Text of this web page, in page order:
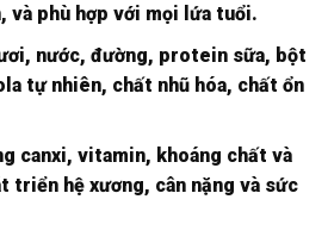
và phù hợp với mọi lứa tuổi.
nước, đường, protein sữa, bột
tự nhiên, chất nhũ hóa, chất ổn
canxi, vitamin, khoáng chất và
triển hệ xương, cân nặng và sức